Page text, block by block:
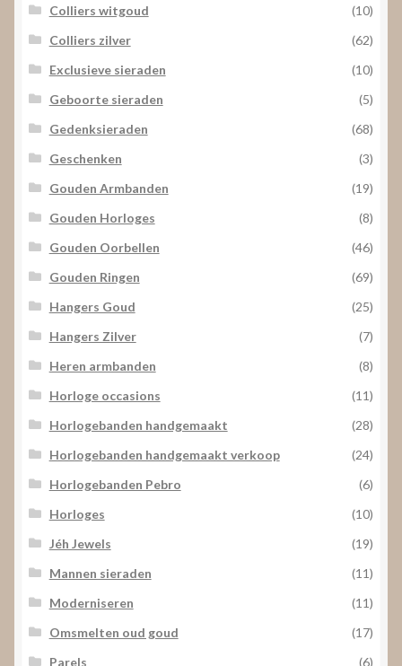
Colliers witgoud
(10)
Colliers zilver
(62)
Exclusieve sieraden
(10)
Geboorte sieraden
(5)
Gedenksieraden
(68)
Geschenken
(3)
Gouden Armbanden
(19)
Gouden Horloges
(8)
Gouden Oorbellen
(46)
Gouden Ringen
(69)
Hangers Goud
(25)
Hangers Zilver
(7)
Heren armbanden
(8)
Horloge occasions
(11)
Horlogebanden handgemaakt
(28)
Horlogebanden handgemaakt verkoop
(24)
Horlogebanden Pebro
(6)
Horloges
(10)
Jéh Jewels
(19)
Mannen sieraden
(11)
Moderniseren
(11)
Omsmelten oud goud
(17)
Parels
(6)